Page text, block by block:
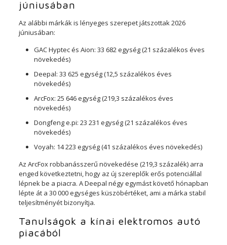
júniusában
Az alábbi márkák is lényeges szerepet játszottak 2026
júniusában:
GAC Hyptec és Aion: 33 682 egység (21 százalékos éves
növekedés)
Deepal: 33 625 egység (12,5 százalékos éves
növekedés)
ArcFox: 25 646 egység (219,3 százalékos éves
növekedés)
Dongfeng e.pi: 23 231 egység (21 százalékos éves
növekedés)
Voyah: 14 223 egység (41 százalékos éves növekedés)
Az ArcFox robbanásszerű növekedése (219,3 százalék) arra
enged következtetni, hogy az új szereplők erős potenciállal
lépnek be a piacra. A Deepal négy egymást követő hónapban
lépte át a 30 000 egységes küszöbértéket, ami a márka stabil
teljesítményét bizonyítja.
Tanulságok a kínai elektromos autó
piacából